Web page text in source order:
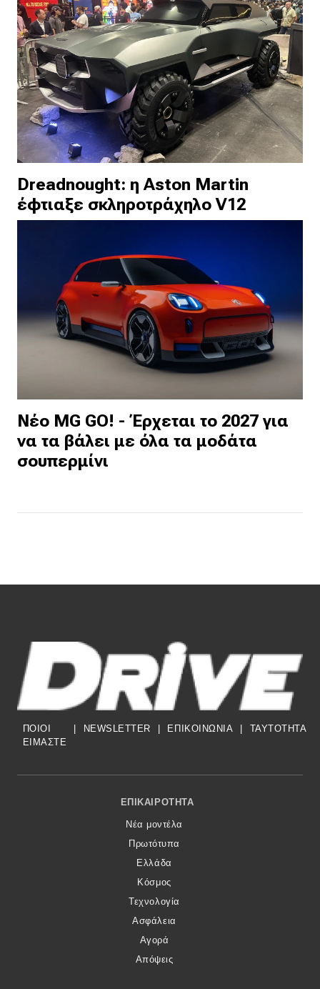
Dreadnought: η Aston Martin
έφτιαξε σκληροτράχηλο V12
Νέο MG GO! - Έρχεται το 2027 για
να τα βάλει με όλα τα μοδάτα
σουπερμίνι
ΠΟΙΟΙ
ΕΙΜΑΣΤΕ
NEWSLETTER ΕΠΙΚΟΙΝΩΝΙΑ TAYTOTHTA
Footer Menu
ΕΠΙΚΑΙΡΌΤΗΤΑ
Νέα μοντέλα
Πρωτότυπα
Ελλάδα
Κόσμος
Τεχνολογία
Ασφάλεια
Αγορά
Απόψεις